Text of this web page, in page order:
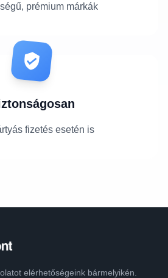
prémium márkák
fizetés esetén is
elérhetőségeink bármelyikén.